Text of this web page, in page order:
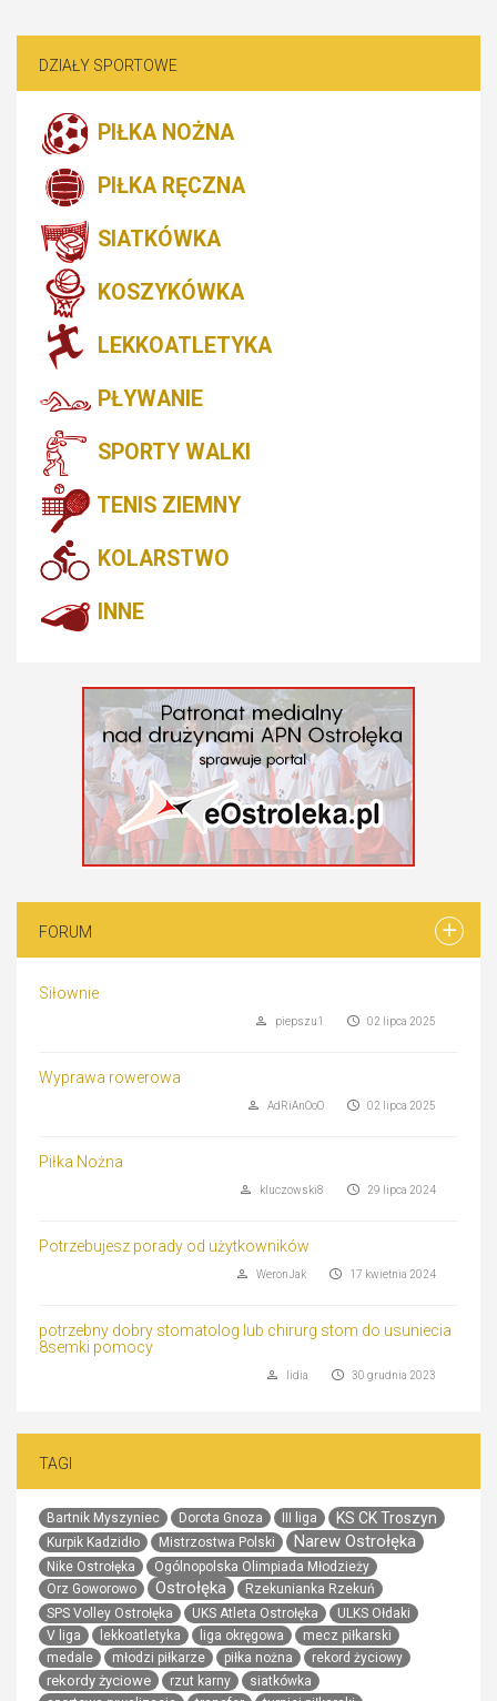
DZIAŁY SPORTOWE
PIŁKA NOŻNA
PIŁKA RĘCZNA
SIATKÓWKA
KOSZYKÓWKA
LEKKOATLETYKA
PŁYWANIE
SPORTY WALKI
TENIS ZIEMNY
KOLARSTWO
INNE
FORUM
Siłownie
02 lipca 2025
piepszu1
Wyprawa rowerowa
02 lipca 2025
AdRiAnOoO
Piłka Nożna
29 lipca 2024
kluczowski8
Potrzebujesz porady od użytkowników
17 kwietnia 2024
WeronJak
potrzebny dobry stomatolog lub chirurg stom do usuniecia
8semki pomocy
30 grudnia 2023
lidia
TAGI
Bartnik Myszyniec Dorota Gnoza III liga KS CK Troszyn
Kurpik Kadzidło Mistrzostwa Polski Narew Ostrołęka
Nike Ostrołęka
Ogólnopolska Olimpiada Młodzieży
Orz Goworowo
Ostrołęka
Rzekunianka Rzekuń
SPS Volley Ostrołęka
UKS Atleta Ostrołęka
ULKS Ołdaki
V liga
lekkoatletyka liga okręgowa
mecz piłkarski
medale
młodzi piłkarze piłka nożna rekord życiowy
rekordy życiowe rzut karny
siatkówka